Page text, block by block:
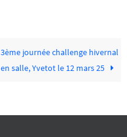
3ème journée challenge hivernal
en salle, Yvetot le 12 mars 25